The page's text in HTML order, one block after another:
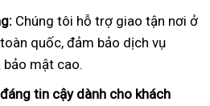
Chúng tôi hỗ trợ giao tận nơi ở
quốc, đảm bảo dịch vụ
bảo mật cao.
tin cậy dành cho khách